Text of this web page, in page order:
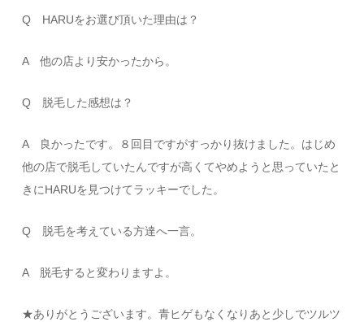
Q HARUをお選び頂いた理由は？
A 他の店より安かったから。
Q 脱毛した感想は？
A 良かったです。８回目ですがすっかり抜けました。はじめ
他の店で脱毛していたんですが高くてやめようと思っていたと
きにHARUを見つけてラッキーでした。
Q 脱毛を考えている方達へ一言。
A 脱毛すると変わりますよ。
★ありがとうございます。青ヒゲもなくなりあと少しでツルツ